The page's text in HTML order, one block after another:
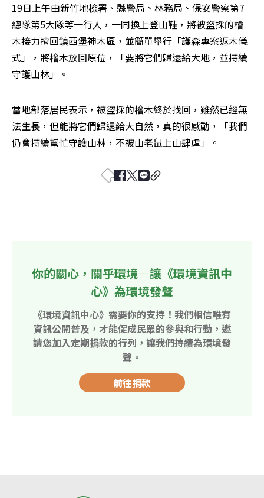
19日上午由新竹地檢署、縣警局、林務局、保安警察第7
總隊第5大隊等一行人，一同換上登山鞋，將被盜採的檜
木接力揹回鎮西堡神木區，並簡單舉行「護森專案返木儀
式」，將檜木放回原位，「要將它們歸還給大地，並持續
守護山林」。
當地部落居民表示，被盜採的檜木終於找回，雖然已經無
法生長，但能將它們歸還給大自然，真的很感動，「我們
仍會持續幫忙守護山林，不被山老鼠上山肆虐」。
你的關心，關乎環境—讓《環境資訊中
心》為環境發聲
《環境資訊中心》需要你的支持！我們相信唯有
資訊公開普及，才能促成民眾的參與和行動，邀
請您加入定期捐款的行列，讓我們持續為環境發
聲。
前往捐款